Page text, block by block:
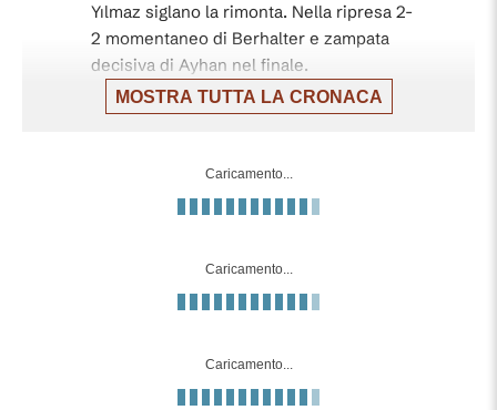
Yılmaz siglano la rimonta. Nella ripresa 2-
2 momentaneo di Berhalter e zampata
decisiva di Ayhan nel finale.
Grazie per aver seguito la diretta di
appuntamenti con il Mondiale 2026.
congeda dal torneo con i primi tre punti.
Sconfitta indolore invece per la squadra
da prima del Girone.
MOSTRA TUTTA LA CRONACA
Caricamento...
Caricamento...
Caricamento...